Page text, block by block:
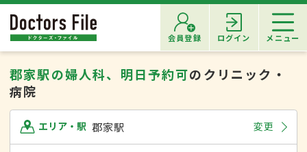
会員登録 ログイン メニュー
郡家駅の婦人科、明日予約可のクリニック・
病院
エリア・駅 郡家駅 変更